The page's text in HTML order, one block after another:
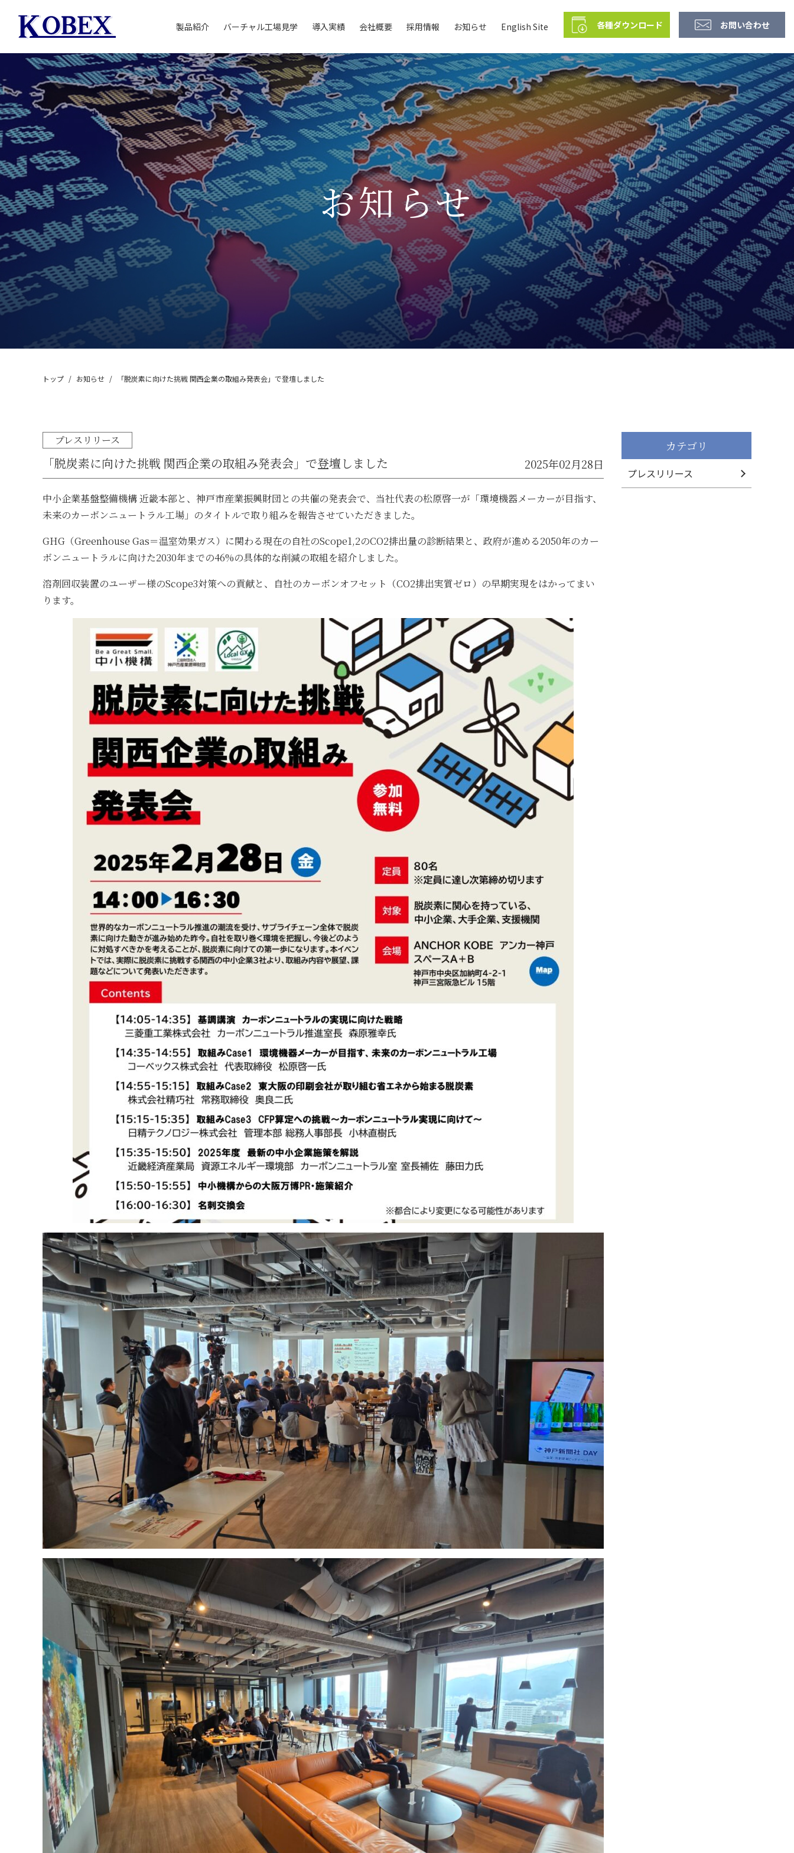
製品紹介
溶剤再生（回収）とは
小型溶剤回収装置
CA-100シリーズ
真空蒸留連続回収装置
CA-800シリーズ
防爆型自動洗浄装置
CA-400シリーズ
ゼオライト膜式真空脱水
CA-500シリーズ
脱臭（VOC）処理装置
CA-700シリーズ
消耗品・その他
アフターセールス
バーチャル工場見学 導入実績 会社概要
会社案内
グローバルネットワーク
バーチャル工場見学
よくあるご質問
お役立ち情報
採用情報
社員紹介
お知らせ English Site 各種ダウンロード お問い合わせ
お知らせ
トップ お知らせ 「脱炭素に向けた挑戦 関西企業の取組み発表会」で登壇しました
プレスリリース
「脱炭素に向けた挑戦 関西企業の取組み発表会」で登壇しました 2025年02月28日
中小企業基盤整備機構 近畿本部と、神戸市産業振興財団との共催の発表会で、当社代表の松原啓一が「環境機器メーカーが目指す、
未来のカーボンニュートラル工場」のタイトルで取り組みを報告させていただきました。
GHG（Greenhouse Gas＝温室効果ガス）に関わる現在の自社のScope1,2のCO2排出量の診断結果と、政府が進める2050年のカー
ボンニュートラルに向けた2030年までの46%の具体的な削減の取組を紹介しました。
溶剤回収装置のユーザー様のScope3対策への貢献と、自社のカーボンオフセット（CO2排出実質ゼロ）の早期実現をはかってまい
ります。
カテゴリ
プレスリリース